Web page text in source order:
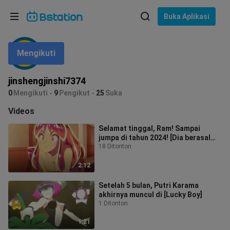
Buka Aplikasi
jinshengjinshi7374
0 Mengikuti 9 Pengikut 25 Suka
Mengikuti
Videos
2:12
Selamat tinggal, Ram! Sampai
jumpa di tahun 2024! [Dia berasal
dari planet yang menyebalkan]
18 Ditonton
1:21
Setelah 5 bulan, Putri Karama
akhirnya muncul di [Lucky Boy]
1 Ditonton
Bahasa: Bahasa Indonesia
Pilih bahasa
English
ภาษาไทย
Tiếng Việt
Bahasa Melayu